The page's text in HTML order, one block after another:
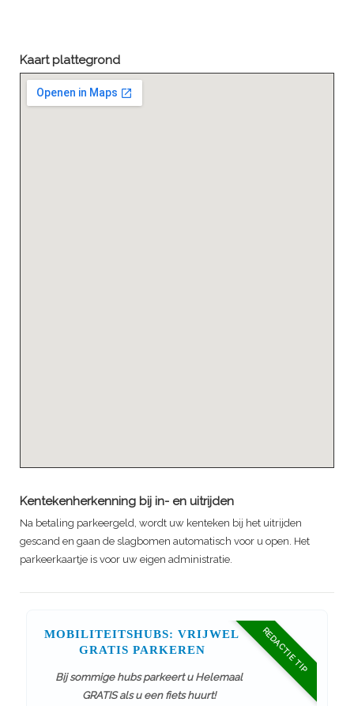
Kaart plattegrond
Kentekenherkenning bij in- en uitrijden
Na betaling parkeergeld, wordt uw kenteken bij het uitrijden
gescand en gaan de slagbomen automatisch voor u open. Het
parkeerkaartje is voor uw eigen administratie.
REDACTIE TIP
MOBILITEITSHUBS: VRIJWEL
GRATIS PARKEREN
Bij sommige hubs parkeert u Helemaal
GRATIS als u een fiets huurt!